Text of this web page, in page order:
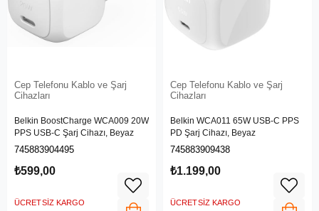
Cep Telefonu Kablo ve Şarj
Cihazları
Belkin BoostCharge WCA009 20W
PPS USB-C Şarj Cihazı, Beyaz
745883904495
₺599,00
ÜCRETSIZ KARGO
Cep Telefonu Kablo ve Şarj
Cihazları
Belkin WCA011 65W USB-C PPS
PD Şarj Cihazı, Beyaz
745883909438
₺1.199,00
ÜCRETSIZ KARGO